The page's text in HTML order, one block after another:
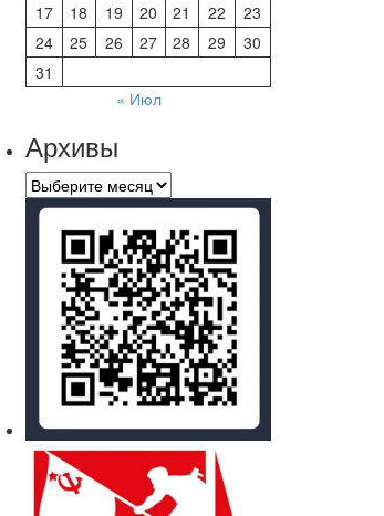
17
18 19 20 21 22
23
24
25 26 27 28 29
30
31
« Июл
Архивы
Архивы